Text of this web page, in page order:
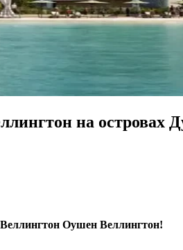
на островах
Веллингтон Оушен Веллингтон!